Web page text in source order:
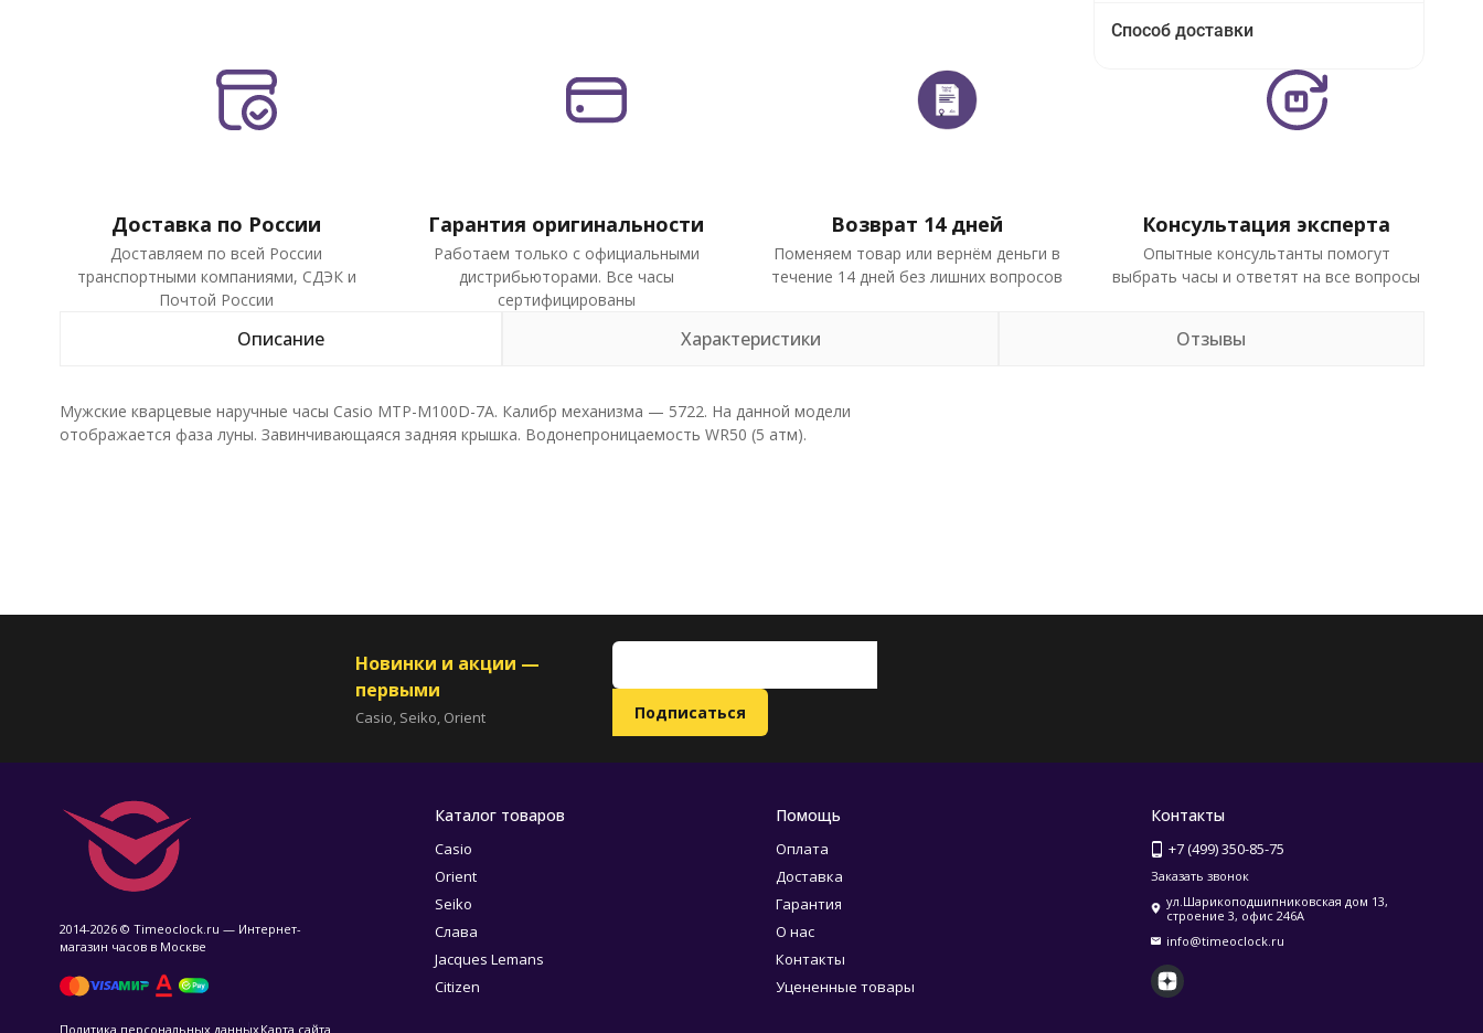
Способ доставки
Доставка по России
Доставляем по всей России
транспортными компаниями, СДЭК и
Почтой России
Гарантия оригинальности
Работаем только с официальными
дистрибьюторами. Все часы
сертифицированы
Возврат 14 дней
Поменяем товар или вернём деньги в
течение 14 дней без лишних вопросов
Консультация эксперта
Опытные консультанты помогут
выбрать часы и ответят на все вопросы
Описание Характеристики Отзывы
Мужские кварцевые наручные часы Casio MTP-M100D-7A. Калибр механизма — 5722. На данной модели
отображается фаза луны. Завинчивающаяся задняя крышка. Водонепроницаемость WR50 (5 атм).
Новинки и акции —
первыми
Casio, Seiko, Orient
2014-2026 © Timeoclock.ru — Интернет-
магазин часов в Москве
Политика персональных данныхКарта сайта
Каталог товаров
Casio
Orient
Seiko
Слава
Jacques Lemans
Citizen
Помощь
Оплата
Доставка
Гарантия
О нас
Контакты
Уцененные товары
Контакты
+7 (499) 350-85-75
Заказать звонок
ул.Шарикоподшипниковская дом 13,
строение 3, офис 246А
info@timeoclock.ru